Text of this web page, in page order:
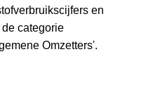
en
categorie
Omzetters'.